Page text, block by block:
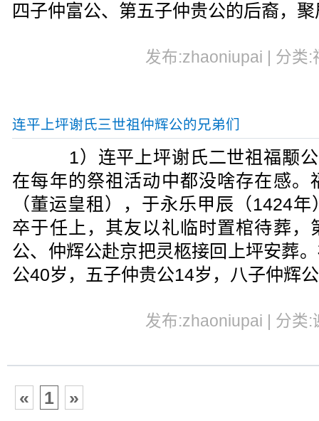
四子仲富公、第五子仲贵公的后裔，
发布:zhaoniupai | 分类
连平上坪谢氏三世祖仲辉公的兄弟们
1）连平上坪谢氏二世祖福颙公
在每年的祭祖活动中都没啥存在感。
（董运皇租），于永乐甲辰（1424
卒于任上，其友以礼临时置棺待葬，
公、仲辉公赴京把灵柩接回上坪安葬
公40岁，五子仲贵公14岁，八子仲辉
发布:zhaoniupai | 分类
« 1 »